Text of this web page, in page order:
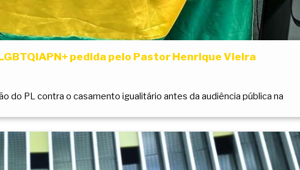
pedida pelo Pastor Henrique Vieira
do PL contra o casamento igualitário antes da audiência pública na